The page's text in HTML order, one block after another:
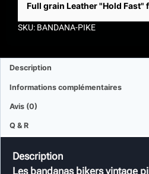
Full grain Leather "Hold Fast"
SKU: BANDANA-PIKE
Description
Informations complémentaires
Avis (0)
Q & R
Description
Les bandanas bikers vintage